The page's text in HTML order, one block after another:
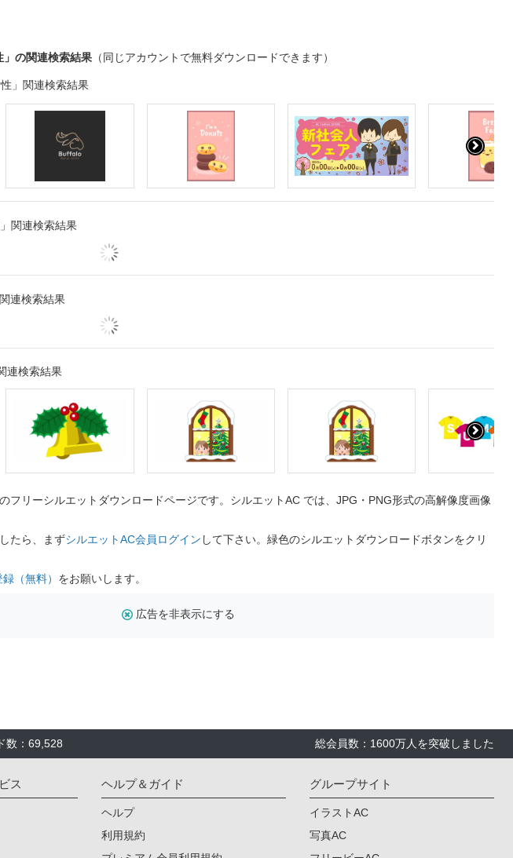
」の関連検索結果 （同じアカウントで無料ダウンロードできます）
」関連検索結果
関連検索結果
連検索結果
連検索結果
フリーシルエットダウンロードページです。シルエットAC では、JPG・PNG形式の高解像度画像
たら、まずシルエットAC会員ログイン して下さい。緑色のシルエットダウンロードボタンをクリ
（無料） をお願いします。
広告を非表示にする
数：69,528 総会員数：1600万人を突破しました
ス ヘルプ＆ガイド
ヘルプ
利用規約
グループサイト
イラストAC
写真AC